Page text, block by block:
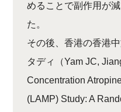
めることで副作用が
た。
その後、香港の香港
タディ（Yam JC,
Concentration
(LAMP) Study: A